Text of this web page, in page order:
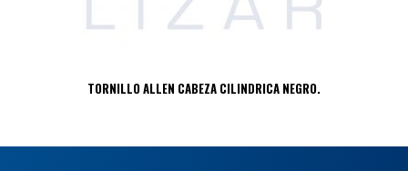
TORNILLO ALLEN CABEZA CILINDRICA NEGRO.